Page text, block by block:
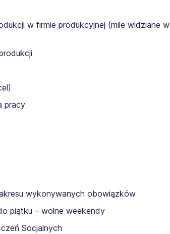
w firmie produkcyjnej (mile widziane w
pracy
wykonywanych obowiązków
piątku – wolne weekendy
Socjalnych